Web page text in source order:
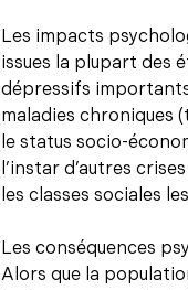
Les impacts
issues la plupart des
dépressifs
maladies chroniques
le status socio-
l’instar d’autres
les classes sociales
Les conséquences
Alors que la